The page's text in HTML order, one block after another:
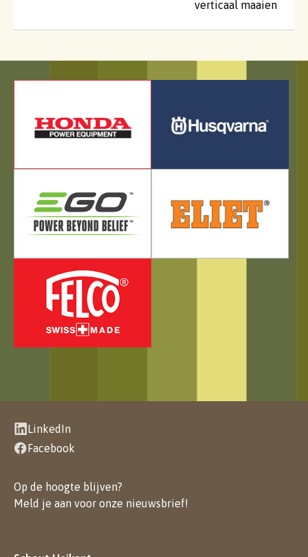
verticaal maaien
LinkedIn
Facebook
Op de hoogte blijven?
Meld je aan voor onze nieuwsbrief!